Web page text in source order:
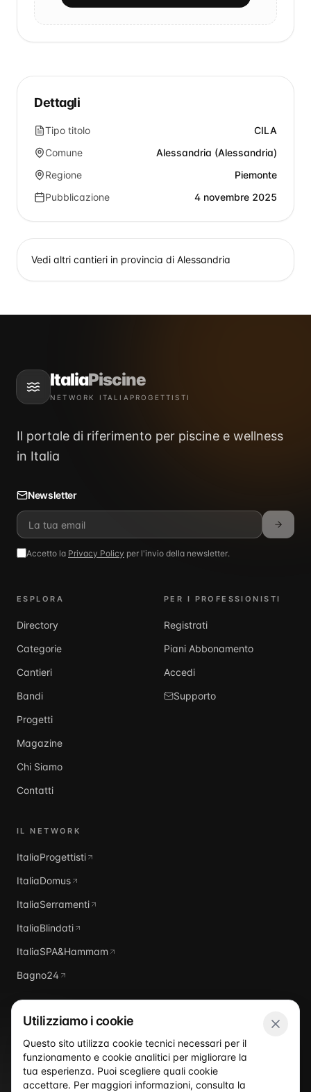
Dettagli
Tipo titolo
CILA
Comune
Alessandria (Alessandria)
Regione
Piemonte
Pubblicazione
4 novembre 2025
Vedi altri cantieri in provincia di Alessandria
ItaliaPiscine
NETWORK ITALIAPROGETTISTI
Il portale di riferimento per piscine e wellness
in Italia
Newsletter
Accetto la Privacy Policy per l'invio della newsletter.
ESPLORA
Directory
Categorie
Cantieri
Bandi
Progetti
Magazine
Chi Siamo
Contatti
PER I PROFESSIONISTI
Registrati
Piani Abbonamento
Accedi
Supporto
IL NETWORK
ItaliaProgettisti
ItaliaDomus
ItaliaSerramenti
ItaliaBlindati
ItaliaSPA&Hammam
Bagno24
Utilizziamo i cookie
Questo sito utilizza cookie tecnici necessari per il
funzionamento e cookie analitici per migliorare la
tua esperienza. Puoi scegliere quali cookie
accettare. Per maggiori informazioni, consulta la